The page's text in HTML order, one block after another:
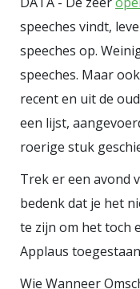
naam in alle
speeches vindt,
speeches op.
speeches. Maar
recent en uit de
een lijst,
roerige stuk
Trek er een avond
bedenk dat je het
te zijn om het toch
Applaus
Wie Wanneer